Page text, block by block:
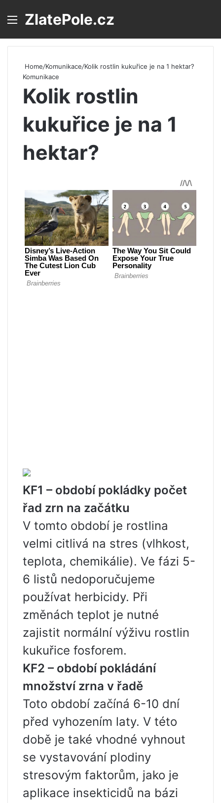
Menu
ZlatePole.cz
Home/Komunikace/Kolik rostlin kukuřice je na 1 hektar?
Komunikace
Kolik rostlin
kukuřice je na 1
hektar?
KF1 – období pokládky počet
řad zrn na začátku
V tomto období je rostlina
velmi citlivá na stres (vlhkost,
teplota, chemikálie). Ve fázi 5-
6 listů nedoporučujeme
používat herbicidy. Při
změnách teplot je nutné
zajistit normální výživu rostlin
kukuřice fosforem.
KF2 – období pokládání
množství zrna v řadě
Toto období začíná 6-10 dní
před vyhozením laty. V této
době je také vhodné vyhnout
se vystavování plodiny
stresovým faktorům, jako je
aplikace insekticidů na bázi